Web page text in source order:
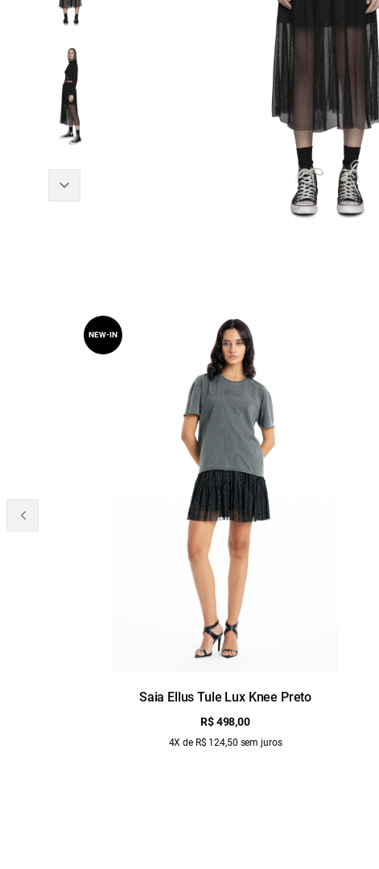
Saia Ellus Tule Lux Knee Preto
R$ 498,00
4X de R$ 124,50 sem juros
NEW-IN